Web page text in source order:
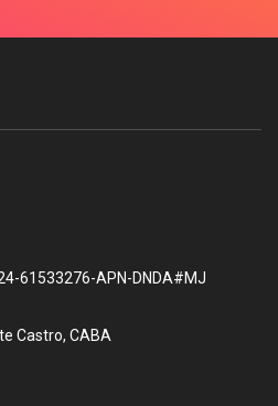
61533276-APN-DNDA#MJ
Castro, CABA